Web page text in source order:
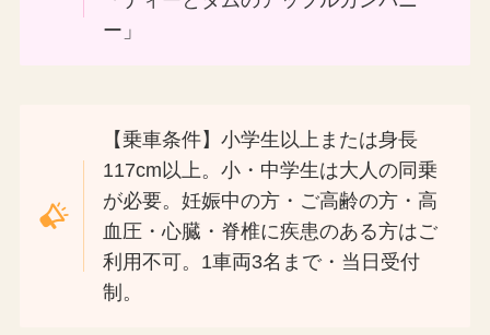
ー」
【乗車条件】小学生以上または身長
117cm以上。小・中学生は大人の同乗
が必要。妊娠中の方・ご高齢の方・高
血圧・心臓・脊椎に疾患のある方はご
利用不可。1車両3名まで・当日受付
制。